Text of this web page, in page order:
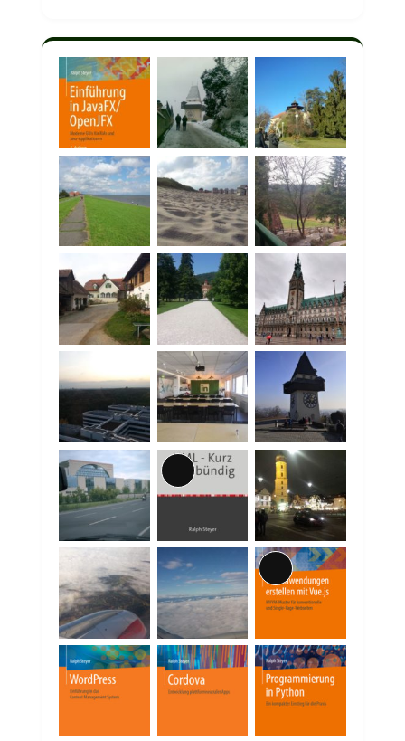
Lange
Beschreibung
Lange
Beschreibung